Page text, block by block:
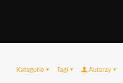
Kategorie Tagi Autorzy